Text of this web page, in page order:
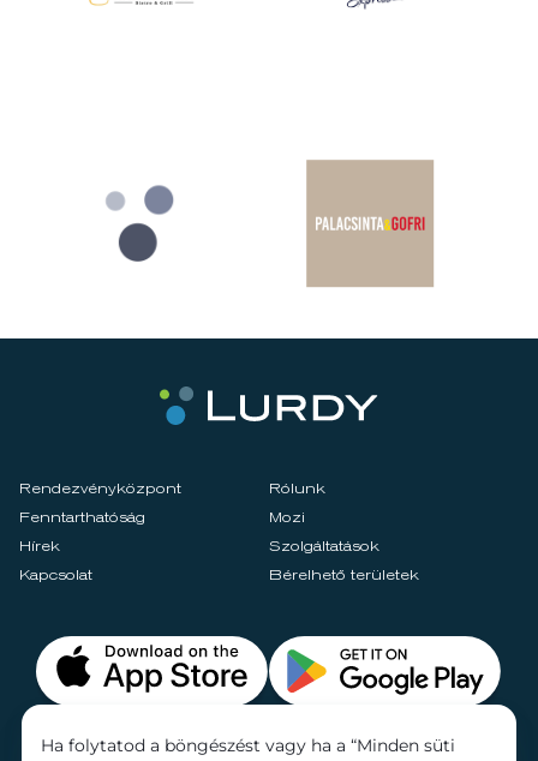
Rendezvényközpont
Rólunk
Fenntarthatóság
Mozi
Hírek
Szolgáltatások
Kapcsolat
Bérelhető területek
Ha folytatod a böngészést vagy ha a “Minden süti